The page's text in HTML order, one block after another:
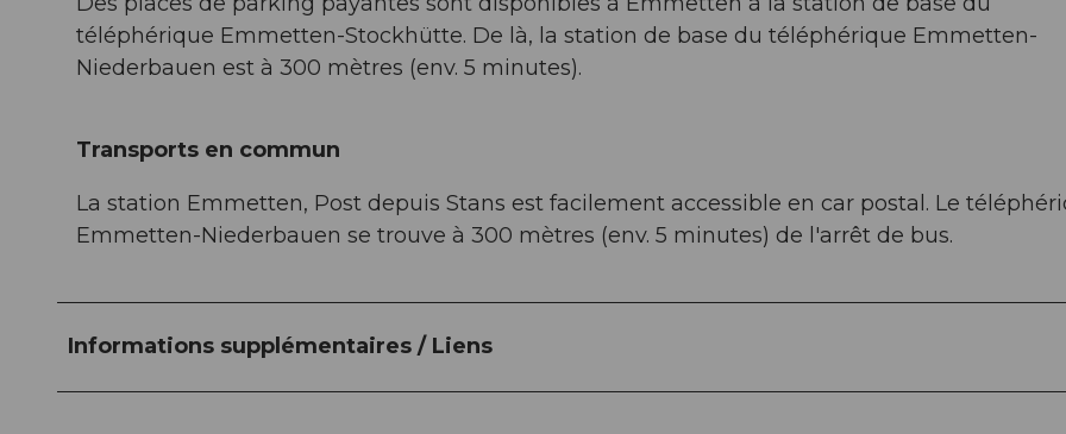
téléphérique Emmetten-Stockhütte. De là, la station de base du téléphérique Emmetten-
Niederbauen est à 300 mètres (env. 5 minutes).
Transports en commun
La station Emmetten, Post depuis Stans est facilement accessible en car postal. Le
Emmetten-Niederbauen se trouve à 300 mètres (env. 5 minutes) de l'arrêt de bus.
Informations supplémentaires / Liens